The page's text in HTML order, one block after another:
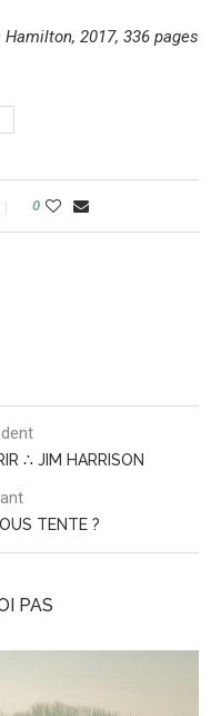
2017, 336 pages
0
∴ JIM HARRISON
TENTE ?
PAS